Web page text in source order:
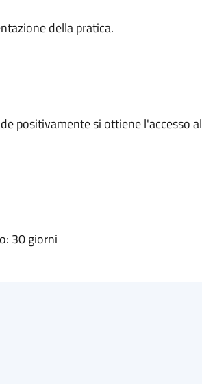
della pratica.
positivamente si ottiene l'accesso al
30 giorni